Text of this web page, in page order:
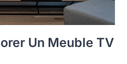
Un Meuble TV